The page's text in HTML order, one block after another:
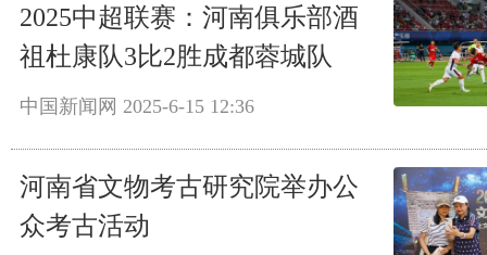
2025中超联赛：河南俱乐部酒
祖杜康队3比2胜成都蓉城队
中国新闻网 2025-6-15 12:36
河南省文物考古研究院举办公
众考古活动